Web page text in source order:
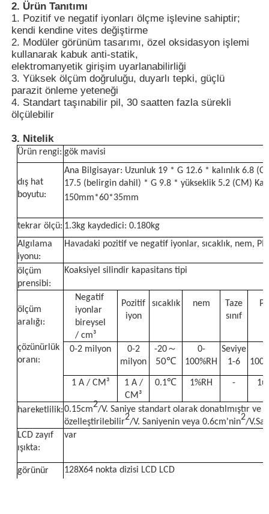
Hakkımızda
Fabrika turu
Kalite kontrol
Bize ulaşın
Haberler
Davalar gösteriyor
Teklif isteği
Nükleer radyasyon dedektörü
kişisel dozimetre
Röntgen sensörü
Nükleer radyasyon izleme sistemi
Radon dedektörü
2. Ürün Tanıtımı
1. Pozitif ve negatif iyonları ölçme işlevine sahiptir;
kendi kendine vites değiştirme
2. Modüler görünüm tasarımı, özel oksidasyon işlemi
kullanarak kabuk anti-statik,
elektromanyetik girişim uyarlanabilirliği
3. Yüksek ölçüm doğruluğu, duyarlı tepki, güçlü
parazit önleme yeteneği
4. Standart taşınabilir pil, 30 saatten fazla sürekli
ölçülebilir
3. Nitelik
Ürün rengi: gök mavisi
dış hat
boyutu:
Ana Bilgisayar: Uzunluk 19 * G 12.6 * kalınlık 6.8
17.5 (belirgin dahil) * G 9.8 * yükseklik 5.2 (CM)
150mm*60*35mm
tekrar ölçü: 1.3kg kaydedici: 0.180kg
Algılama
iyonu:
Havadaki pozitif ve negatif iyonlar, sıcaklık, nem,
ölçüm
prensibi:
Koaksiyel silindir kapasitans tipi
ölçüm
aralığı:
çözünürlük
oranı:
Negatif
iyonlar
bireysel
/ cm³
Pozitif
iyon
sıcaklık nem
Taze
sınıf
0-2 milyon
0-2
milyon
-20～
50℃
0-
100%RH
Seviye
1-6
1 A / CM³
1 A /
CM³
0.1℃ 1%RH -
hareketlilik:0.15cm2/V. Saniye standart olarak donatılmıştır ve
özelleştirilebilir2/V. Saniyenin veya 0.6cm'nin2/
LCD zayıf
ışıkta:
var
görünür
128X64 nokta dizisi LCD LCD